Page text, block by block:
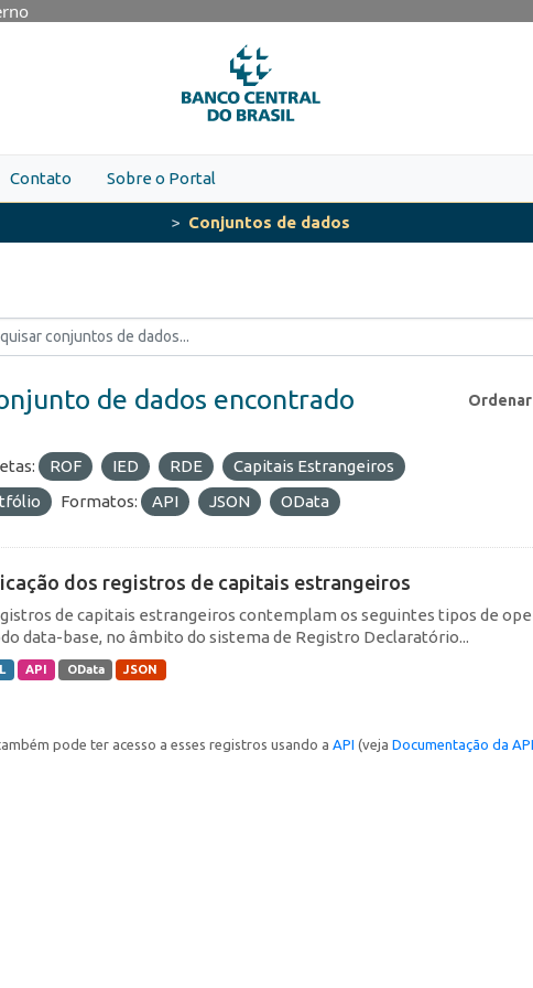
Contato Sobre o Portal
Conjuntos de dados
de dados encontrado
ROF IED RDE
Capitais Estrangeiros
Formatos: API JSON OData
dos registros de capitais estrangeiros
de capitais estrangeiros contemplam os seguintes tipos de
data-base, no âmbito do sistema de Registro Declaratório...
API OData JSON
pode ter acesso a esses registros usando a API (veja Documentação da API